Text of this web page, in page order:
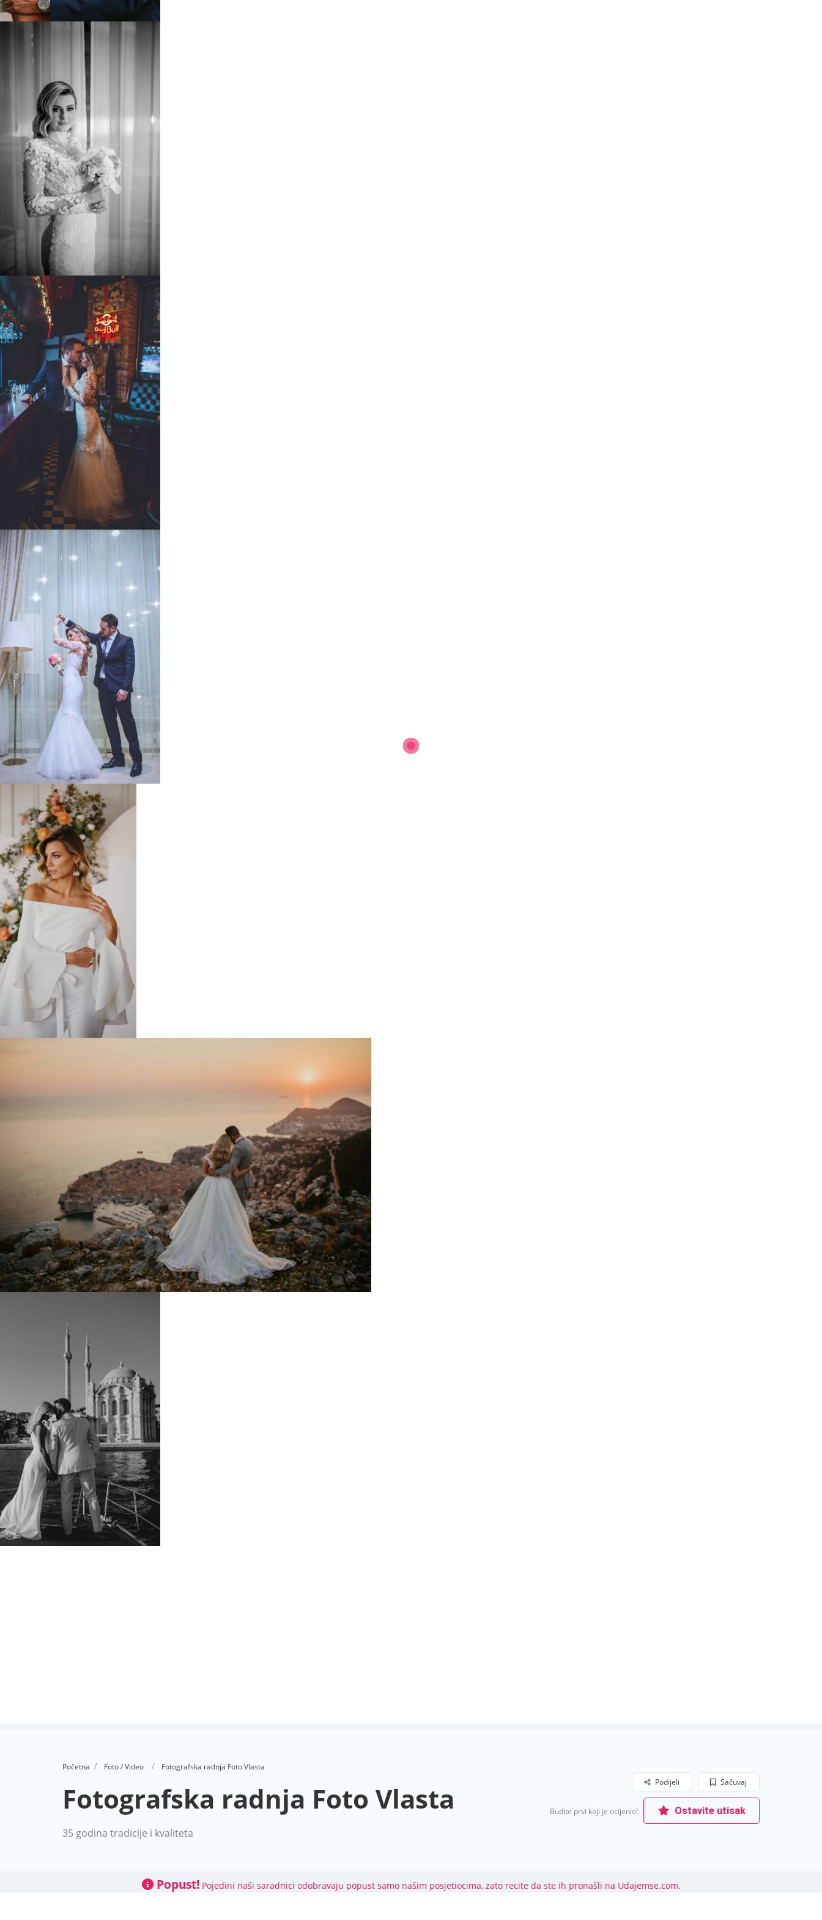
Početna Foto / Video Fotografska radnja Foto Vlasta
Fotografska radnja Foto Vlasta
35 godina tradicije i kvaliteta
Sačuvaj
Podijeli
Budite prvi koji je ocijenio! Ostavite utisak
Popust!Pojedini naši saradnici odobravaju popust samo našim posjetiocima, zato recite da ste ih pronašli na Udajemse.com.